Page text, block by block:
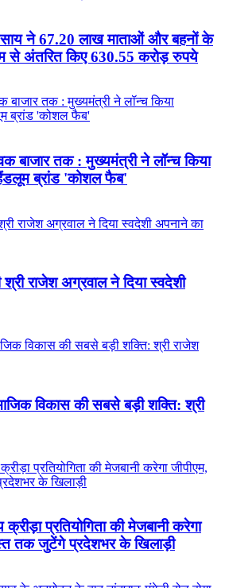
साय ने 67.20 लाख माताओं और बहनों के
से अंतरित किए 630.55 करोड़ रुपये
बाजार तक : मुख्यमंत्री ने लॉन्च किया
हैंडलूम ब्रांड 'कोशल फैब'
राजेश अग्रवाल ने दिया स्वदेशी
विकास की सबसे बड़ी शक्ति: श्री
प्रतियोगिता की मेजबानी करेगा
तक जुटेंगे प्रदेशभर के खिलाड़ी